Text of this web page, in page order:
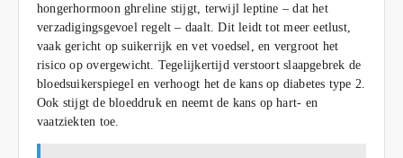
hongerhormoon ghreline stijgt, terwijl leptine – dat het
verzadigingsgevoel regelt – daalt. Dit leidt tot meer eetlust,
vaak gericht op suikerrijk en vet voedsel, en vergroot het
risico op overgewicht. Tegelijkertijd verstoort slaapgebrek de
bloedsuikerspiegel en verhoogt het de kans op diabetes type 2.
Ook stijgt de bloeddruk en neemt de kans op hart- en
vaatziekten toe.